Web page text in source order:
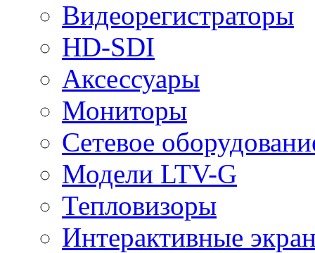
Видеорегистраторы
HD-SDI
Аксессуары
Мониторы
Сетевое
Модели LTV-G
Тепловизоры
Интерактивные